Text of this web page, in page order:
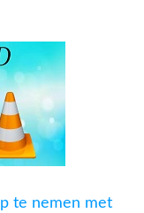
te nemen met